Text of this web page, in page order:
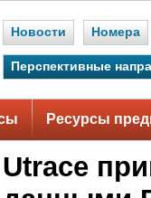
Новости Номера
Перспективные
Ресурсы
Utrace